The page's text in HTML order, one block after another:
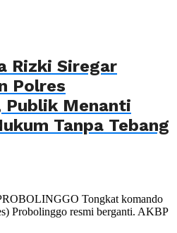
Rizki Siregar
Polres
Publik Menanti
Tanpa Tebang
Tongkat komando
Probolinggo resmi berganti. AKBP